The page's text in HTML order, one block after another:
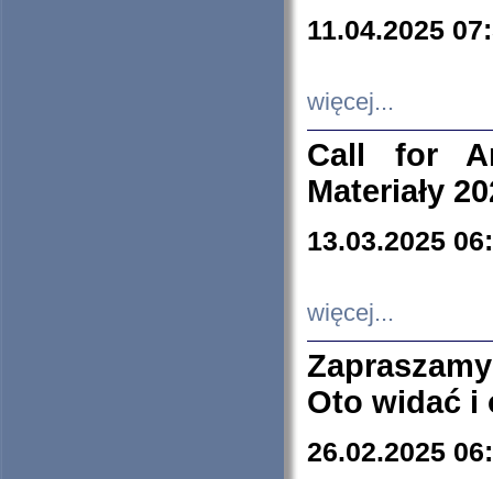
11.04.2025
więcej...
Call for
Materiały
13.03.2025
więcej...
Oto widać i
26.02.2025